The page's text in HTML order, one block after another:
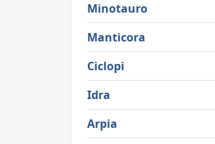
Minotauro
Manticora
Ciclopi
Idra
Arpia